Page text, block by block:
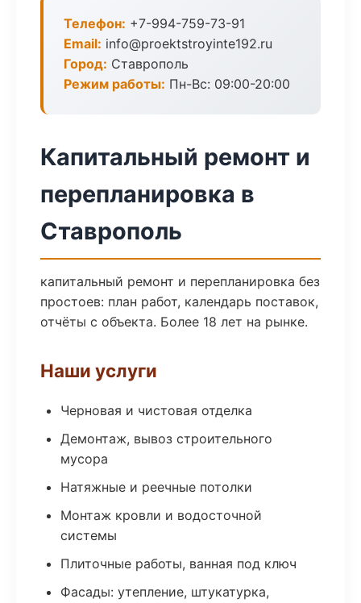
Телефон: +7-994-759-73-91
Email: info@proektstroyinte192.ru
Город: Ставрополь
Режим работы: Пн-Вс: 09:00-20:00
Капитальный ремонт и
перепланировка в
Ставрополь
капитальный ремонт и перепланировка без
простоев: план работ, календарь поставок,
отчёты с объекта. Более 18 лет на рынке.
Наши услуги
Черновая и чистовая отделка
Демонтаж, вывоз строительного
мусора
Натяжные и реечные потолки
Монтаж кровли и водосточной
системы
Плиточные работы, ванная под ключ
Фасады: утепление, штукатурка,